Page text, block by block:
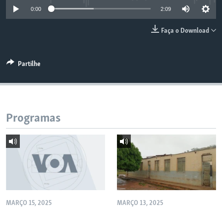
0:00 2:09
Faça o Download
Partilhe
Programas
MARÇO 15, 2025 MARÇO 13, 2025